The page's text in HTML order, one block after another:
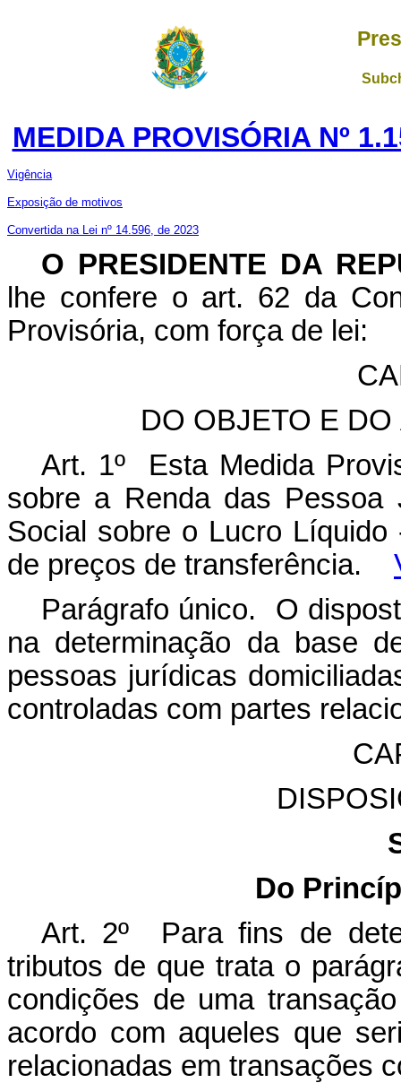
MEDIDA PROVISÓRIA Nº
Vigência
Exposição de motivos
Convertida na Lei nº 14.596, de 2023
O PRESIDENTE DA
lhe confere o art. 62 da
Provisória, com força de lei:
DO OBJETO E
Art. 1º Esta Medida
sobre a Renda das
Social sobre o Lucro
de preços de transferência.
Parágrafo único. O
na determinação da base
pessoas jurídicas
controladas com partes
Do
Art. 2º Para fins de
tributos de que trata o
condições de uma
acordo com aqueles que
relacionadas em